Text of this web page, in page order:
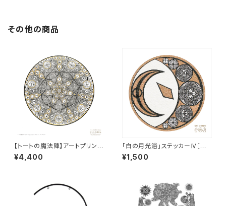
その他の商品
【トートの魔法陣】アートプリント
２［大サイズ］
¥4,400
「白の月光浴」ステッカーⅣ［小
サイズ］
¥1,500